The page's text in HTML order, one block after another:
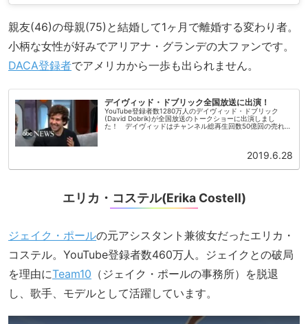
親友(46)の母親(75)と結婚して1ヶ月で離婚する変わり者。
小柄な女性が好みでアリアナ・グランデの大ファンです。
DACA登録者でアメリカから一歩も出られません。
デイヴィッド・ドブリック全国放送に出演！
YouTube登録者数1280万人のデイヴィッド・ドブリック
(David Dobrik)が全国放送のトークショーに出演しまし
た！ デイヴィッドはチャンネル総再生回数50億回の売れっ
2019.6.28
エリカ・コステル(Erika Costell)
ジェイク・ポールの元アシスタント兼彼女だったエリカ・
コステル。YouTube登録者数460万人。ジェイクとの破局
を理由にTeam10 （ジェイク・ポールの事務所）を脱退
し、歌手、モデルとして活躍しています。